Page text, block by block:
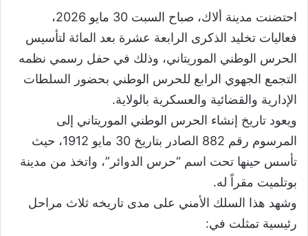
احتضنت مدينة ألاك، صباح السبت 30 مايو 2026،
فعاليات تخليد الذكرى الرابعة عشرة بعد المائة لتأسيس
الحرس الوطني الموريتاني، وذلك في حفل رسمي نظمه
التجمع الجهوي الرابع للحرس الوطني بحضور السلطات
الإدارية والقضائية والعسكرية بالولاية.
ويعود تاريخ إنشاء الحرس الوطني الموريتاني إلى
المرسوم رقم 882 الصادر بتاريخ 30 مايو 1912، حيث
تأسس حينها تحت اسم “حرس الدوائر”، واتخذ من مدينة
بوتلميت مقراً له.
وشهد هذا السلك الأمني على مدى تاريخه ثلاث مراحل
رئيسية تمثلت في: